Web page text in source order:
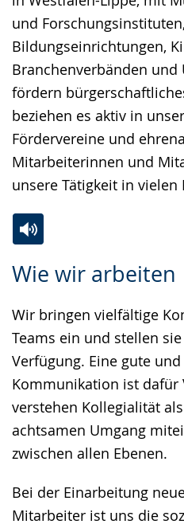
und
Bildungseinrichtungen,
Branchenverbänden
fördern
beziehen es aktiv in
Fördervereine und
Mitarbeiterinnen und
unsere Tätigkeit in vielen
Wie wir arbeiten
Wir bringen vielfältige
Teams ein und stellen
Verfügung. Eine gute
Kommunikation ist dafür
verstehen Kollegialität
achtsamen Umgang
zwischen allen Ebenen.
Bei der Einarbeitung
Mitarbeiter ist uns die
Leichten
wechseln.
Audio-
Video
Deutscher
Gebärdensprache
wird
angezeigt.